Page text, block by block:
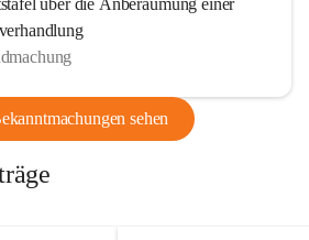
über die Anberaumung einer
sehen